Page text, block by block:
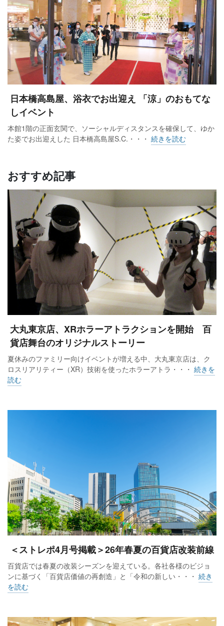
日本橋高島屋、浴衣でお出迎え 「涼」のおもてな
しイベント
本館1階の正面玄関で、ソーシャルディスタンスを確保して、ゆか
た姿でお出迎えした 日本橋高島屋S.C.・・・ 続きを読む
おすすめ記事
大丸東京店、XRホラーアトラクションを開始 百
貨店舞台のオリジナルストーリー
夏休みのファミリー向けイベントが増える中、大丸東京店は、ク
ロスリアリティー（XR）技術を使ったホラーアトラ・・・ 続きを
読む
＜ストレポ4月号掲載＞26年春夏の百貨店改装前線
百貨店では春夏の改装シーズンを迎えている。各社各様のビジョ
ンに基づく「百貨店価値の再創造」と「令和の新しい・・・ 続き
を読む